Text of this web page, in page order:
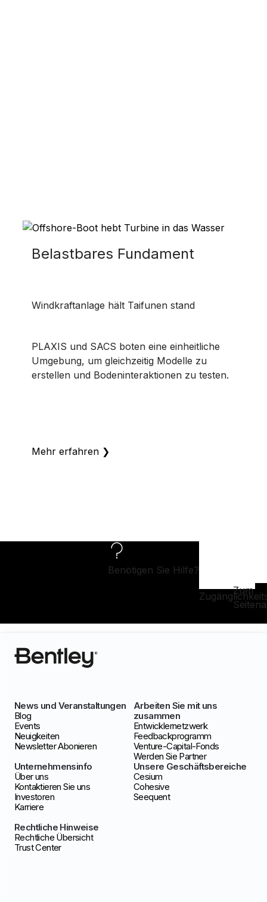
Belastbares Fundament
Windkraftanlage hält Taifunen stand
PLAXIS und SACS boten eine einheitliche
Umgebung, um gleichzeitig Modelle zu
erstellen und Bodeninteraktionen zu testen.
Mehr erfahren ❯
Benötigen Sie Hilfe?
Zum
News und Veranstaltungen
Blog
Events
Neuigkeiten
Newsletter Abonieren
Arbeiten Sie mit uns
zusammen
Entwicklernetzwerk
Feedbackprogramm
Venture-Capital-Fonds
Werden Sie Partner
Unternehmensinfo
Über uns
Kontaktieren Sie uns
Investoren
Karriere
Unsere Geschäftsbereiche
Cesium
Cohesive
Seequent
Rechtliche Hinweise
Rechtliche Übersicht
Trust Center